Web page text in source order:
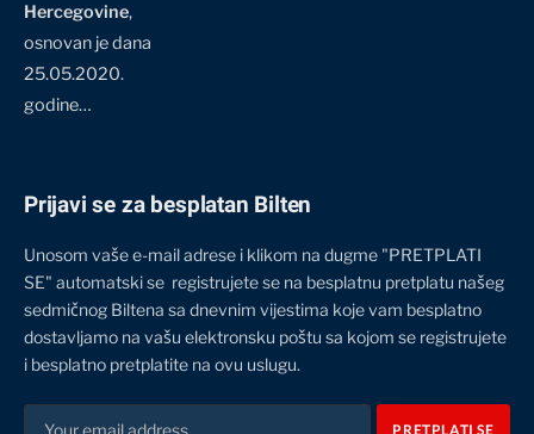
Hercegovine,
osnovan je dana
25.05.2020.
godine…
Prijavi se za besplatan Bilten
Unosom vaše e-mail adrese i klikom na dugme "PRETPLATI
SE" automatski se registrujete se na besplatnu pretplatu našeg
sedmičnog Biltena sa dnevnim vijestima koje vam besplatno
dostavljamo na vašu elektronsku poštu sa kojom se registrujete
i besplatno pretplatite na ovu uslugu.